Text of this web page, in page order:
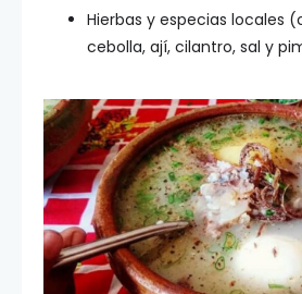
Hierbas y especias locales
cebolla, ají, cilantro, sal y